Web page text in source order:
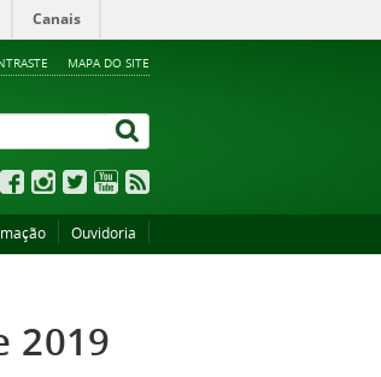
Canais
MAPA DO SITE
Ouvidoria
2019